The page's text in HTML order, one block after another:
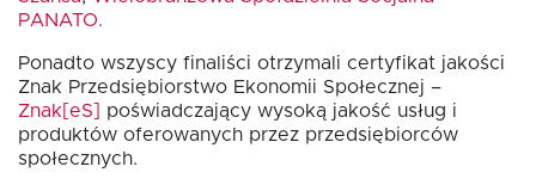
PANATO.
Ponadto wszyscy finaliści otrzymali certyfikat jakości
Znak Przedsiębiorstwo Ekonomii Społecznej –
Znak[eS]
poświadczający wysoką jakość usług i
produktów oferowanych przez przedsiębiorców
społecznych.